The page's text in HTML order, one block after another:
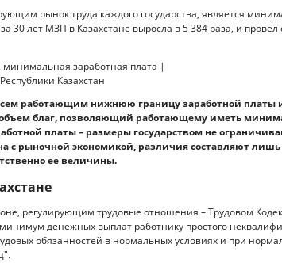
рынок труда каждого государства, является
30 лет МЗП в Казахстане выросла в 5 384 раза, и
работающим нижнюю границу заработной платы
благ, позволяющий работающему иметь
платы – размеры государством не
с рыночной экономикой, различия составляют
ее величины.
регулирующим трудовые отношения – Трудовом
денежных выплат работнику простого
обязанностей в нормальных условиях и при